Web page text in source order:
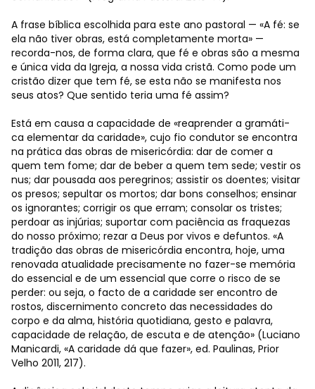
A frase bíblica escolhida para este ano pastoral — «A fé: se
ela não tiver obras, está completamente morta» —
recorda-nos, de forma clara, que fé e obras são a mesma
e única vida da Igreja, a nossa vida cristã. Como pode um
cristão dizer que tem fé, se esta não se manifesta nos
seus atos? Que sentido teria uma fé assim?
Está em causa a capacidade de «reaprender a gramáti-
ca elementar da caridade», cujo fio condutor se encontra
na prática das obras de misericórdia: dar de comer a
quem tem fome; dar de beber a quem tem sede; vestir os
nus; dar pousada aos peregrinos; assistir os doentes; visitar
os presos; sepultar os mortos; dar bons conselhos; ensinar
os ignorantes; corrigir os que erram; consolar os tristes;
perdoar as injúrias; suportar com paciência as fraquezas
do nosso próximo; rezar a Deus por vivos e defuntos. «A
tradição das obras de misericórdia encontra, hoje, uma
renovada atualidade precisamente no fazer-se memória
do essencial e de um essencial que corre o risco de se
perder: ou seja, o facto de a caridade ser encontro de
rostos, discernimento concreto das necessidades do
corpo e da alma, história quotidiana, gesto e palavra,
capacidade de relação, de escuta e de atenção» (Luciano
Manicardi, «A caridade dá que fazer», ed. Paulinas, Prior
Velho 2011, 217).